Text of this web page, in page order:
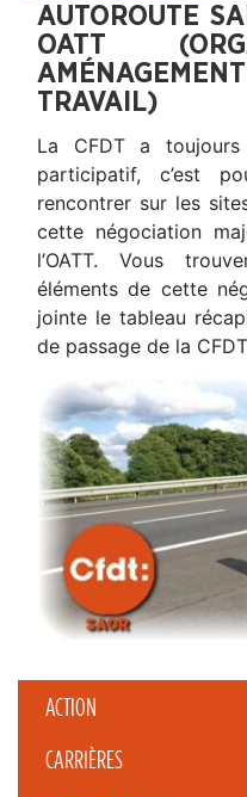
ACTION
CARRIÈRES
AUTOROUTE
OATT
TRAVAIL)
La CFDT a
participatif, c’est
rencontrer sur les
cette négociation
l’OATT. Vous
éléments de cette
jointe le tableau
de passage de la CFDT